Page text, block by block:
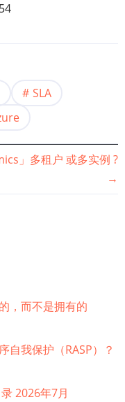
SLA
」多租户 或多实例 ?
→
，而不是拥有的
自我保护（RASP）？
2026年7月